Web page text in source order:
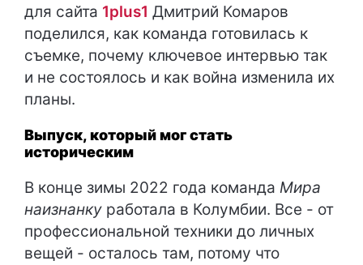
для сайта 1plus1 Дмитрий Комаров
поделился, как команда готовилась к
съемке, почему ключевое интервью так
и не состоялось и как война изменила их
планы.
Выпуск, который мог стать
историческим
В конце зимы 2022 года команда Мира
наизнанку работала в Колумбии. Все - от
профессиональной техники до личных
вещей - осталось там, потому что